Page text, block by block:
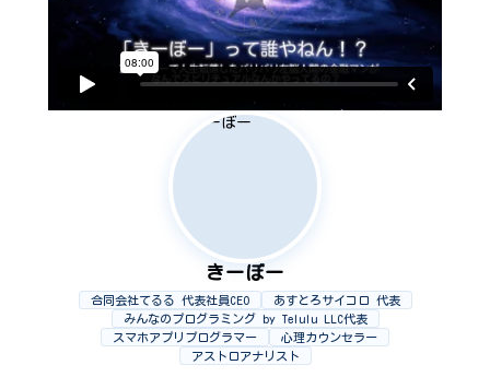
きーぼー
合同会社てるる 代表社員CEO
あすとろサイコロ 代表
みんなのプログラミング by Telulu LLC代表
スマホアプリプログラマー
心理カウンセラー
アストロアナリスト